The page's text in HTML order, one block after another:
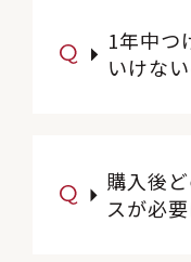
1年中つ
いけな
購入後
スが必